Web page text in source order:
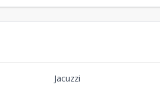
Jacuzzi